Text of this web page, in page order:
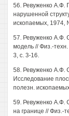
56. Ревуженко А.Ф.
нарушенной
ископаемых, 1974,
57. Ревуженко А.Ф.
модель // Физ.-
3, с. 3-16.
58. Ревуженко А.Ф.
Исследование
полезн.
59. Ревуженко А.Ф.
на границе // Физ.-